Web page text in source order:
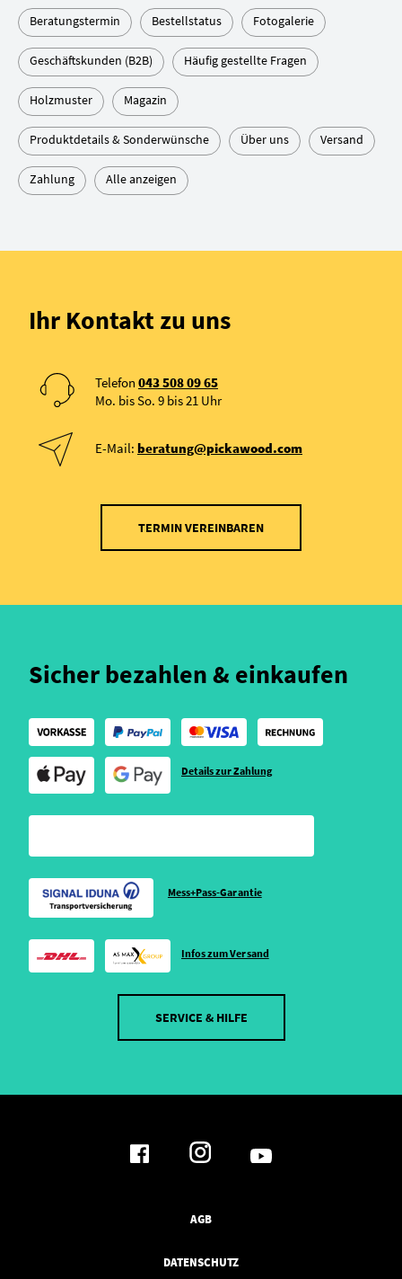
Beratungstermin Bestellstatus Fotogalerie
Geschäftskunden (B2B) Häufig gestellte Fragen
Holzmuster Magazin
Produktdetails & Sonderwünsche Über uns Versand
Zahlung Alle anzeigen
Ihr Kontakt zu uns
Telefon 043 508 09 65
Mo. bis So. 9 bis 21 Uhr
E-Mail: beratung@pickawood.com
TERMIN VEREINBAREN
Sicher bezahlen & einkaufen
Details zur Zahlung
Mess+Pass-Garantie
Infos zum Versand
SERVICE & HILFE
AGB
DATENSCHUTZ